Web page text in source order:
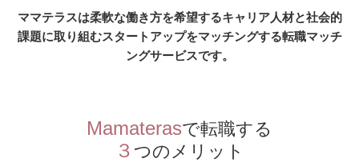
ママテラスは柔軟な働き方を希望するキャリア人材と社会的
課題に取り組むスタートアップをマッチングする転職マッチ
ングサービスです。
Mamaterasで転職する
３ つのメリット